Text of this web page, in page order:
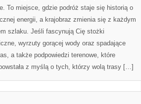
To miejsce, gdzie podróż staje się historią o
energii, a krajobraz zmienia się z każdym
szlaku. Jeśli fascynują Cię stożki
wyrzuty gorącej wody oraz spadające
a także podpowiedzi terenowe, które
z myślą o tych, którzy wolą trasy […]